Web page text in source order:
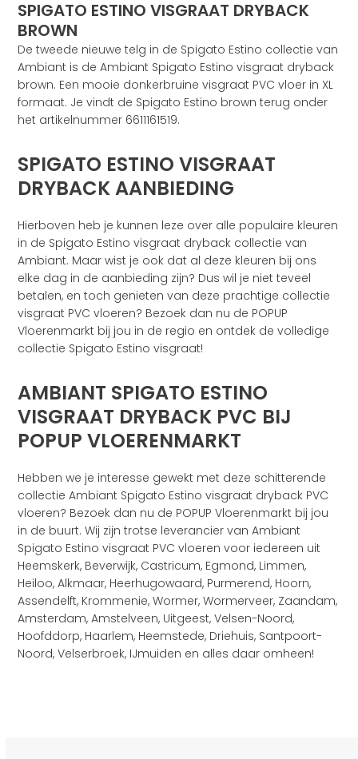
SPIGATO ESTINO VISGRAAT DRYBACK
BROWN
De tweede nieuwe telg in de Spigato Estino collectie van
Ambiant is de Ambiant Spigato Estino visgraat dryback
brown. Een mooie donkerbruine visgraat PVC vloer in XL
formaat. Je vindt de Spigato Estino brown terug onder
het artikelnummer 6611161519.
SPIGATO ESTINO VISGRAAT
DRYBACK AANBIEDING
Hierboven heb je kunnen leze over alle populaire kleuren
in de Spigato Estino visgraat dryback collectie van
Ambiant. Maar wist je ook dat al deze kleuren bij ons
elke dag in de aanbieding zijn? Dus wil je niet teveel
betalen, en toch genieten van deze prachtige collectie
visgraat PVC vloeren? Bezoek dan nu de POPUP
Vloerenmarkt bij jou in de regio en ontdek de volledige
collectie Spigato Estino visgraat!
AMBIANT SPIGATO ESTINO
VISGRAAT DRYBACK PVC BIJ
POPUP VLOERENMARKT
Hebben we je interesse gewekt met deze schitterende
collectie Ambiant Spigato Estino visgraat dryback PVC
vloeren? Bezoek dan nu de POPUP Vloerenmarkt bij jou
in de buurt. Wij zijn trotse leverancier van Ambiant
Spigato Estino visgraat PVC vloeren voor iedereen uit
Heemskerk, Beverwijk, Castricum, Egmond, Limmen,
Heiloo, Alkmaar, Heerhugowaard, Purmerend, Hoorn,
Assendelft, Krommenie, Wormer, Wormerveer, Zaandam,
Amsterdam, Amstelveen, Uitgeest, Velsen-Noord,
Hoofddorp, Haarlem, Heemstede, Driehuis, Santpoort-
Noord, Velserbroek, IJmuiden en alles daar omheen!